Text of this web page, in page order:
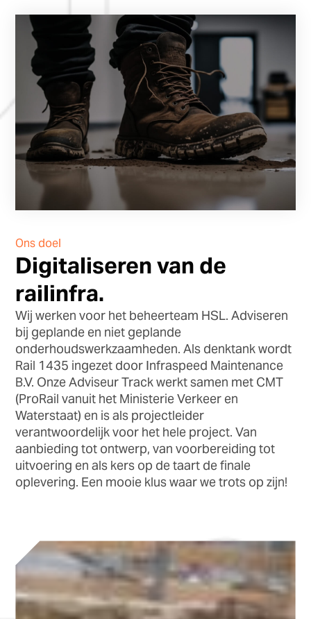
Ons doel
Digitaliseren van de
railinfra.
Wij werken voor het beheerteam HSL. Adviseren
bij geplande en niet geplande
onderhoudswerkzaamheden. Als denktank wordt
Rail 1435 ingezet door Infraspeed Maintenance
B.V. Onze Adviseur Track werkt samen met CMT
(ProRail vanuit het Ministerie Verkeer en
Waterstaat) en is als projectleider
verantwoordelijk voor het hele project. Van
aanbieding tot ontwerp, van voorbereiding tot
uitvoering en als kers op de taart de finale
oplevering. Een mooie klus waar we trots op zijn!